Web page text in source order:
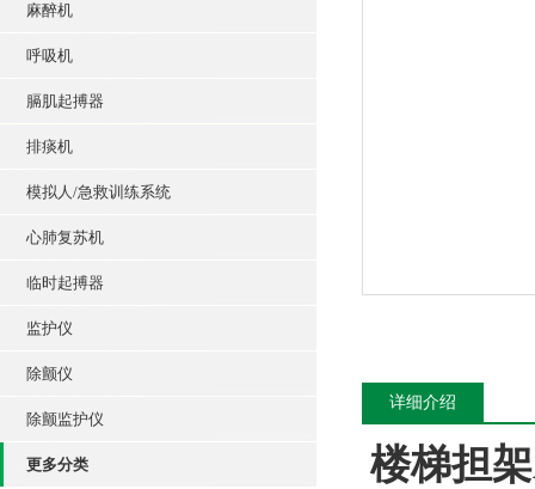
麻醉机
呼吸机
膈肌起搏器
排痰机
模拟人/急救训练系统
心肺复苏机
临时起搏器
监护仪
除颤仪
除颤监护仪
更多分类
详细介绍
楼梯担